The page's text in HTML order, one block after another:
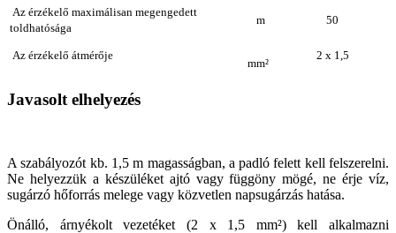
Az érzékelő maximálisan megengedett
toldhatósága
m 50
Az érzékelő átmérője
mm²
2 x 1,5
Javasolt elhelyezés
A szabályozót kb. 1,5 m magasságban, a padló felett kell felszerelni.
Ne helyezzük a készüléket ajtó vagy függöny mögé, ne érje víz,
sugárzó hőforrás melege vagy közvetlen napsugárzás hatása.
Önálló, árnyékolt vezetéket (2 x 1,5 mm²) kell alkalmazni